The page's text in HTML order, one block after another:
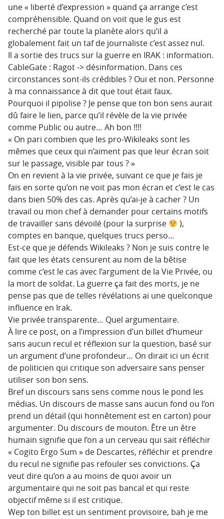
une « liberté d’expression » quand ça arrange c’est
compréhensible. Quand on voit que le gus est
recherché par toute la planète alors qu’il a
globalement fait un taf de journaliste c’est assez nul.
Il a sortie des trucs sur la guerre en IRAK : information.
CableGate : Ragot -> désinformation. Dans ces
circonstances sont-ils crédibles ? Oui et non. Personne
à ma connaissance à dit que tout était faux.
Pourquoi il pipolise ? Je pense que ton bon sens aurait
dû faire le lien, parce qu’il révèle de la vie privée
comme Public ou autre… Ah bon !!!!
« On pari combien que les pro-Wikileaks sont les
mêmes que ceux qui n’aiment pas que leur écran soit
sur le passage, visible par tous ? »
On en revient à la vie privée, suivant ce que je fais je
fais en sorte qu’on ne voit pas mon écran et c’est le cas
dans bien 50% des cas. Après qu’ai-je à cacher ? Un
travail ou mon chef à demander pour certains motifs
de travailler sans dévoilé (pour la surprise
),
comptes en banque, quelques trucs perso…
Est-ce que je défends Wikileaks ? Non je suis contre le
fait que les états censurent au nom de la bêtise
comme c’est le cas avec l’argument de la Vie Privée, ou
la mort de soldat. La guerre ça fait des morts, je ne
pense pas que de telles révélations ai une quelconque
influence en Irak.
Vie privée transparente… Quel argumentaire.
À lire ce post, on a l’impression d’un billet d’humeur
sans aucun recul et réflexion sur la question, basé sur
un argument d’une profondeur… On dirait ici un écrit
de politicien qui critique son adversaire sans penser
utiliser son bon sens.
Bref un discours sans sens comme nous le pond les
médias. Un discours de masse sans aucun fond ou l’on
prend un détail (qui honnêtement est en carton) pour
argumenter. Du discours de mouton. Être un être
humain signifie que l’on a un cerveau qui sait réfléchir
« Cogito Ergo Sum » de Descartes, réfléchir et prendre
du recul ne signifie pas refouler ses convictions. Ça
veut dire qu’on a au moins de quoi avoir un
argumentaire qui ne soit pas bancal et qui reste
objectif même si il est critique.
Wep ton billet est un sentiment provisoire, bah je me